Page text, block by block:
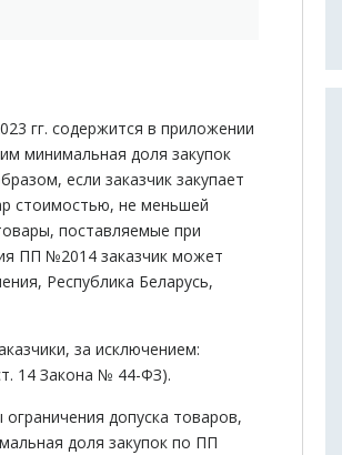
гг. содержится в приложении
минимальная доля закупок
если заказчик закупает
стоимостью, не меньшей
поставляемые при
ПП №2014 заказчик может
Республика Беларусь,
за исключением:
14 Закона № 44-ФЗ).
допуска товаров,
доля закупок по ПП